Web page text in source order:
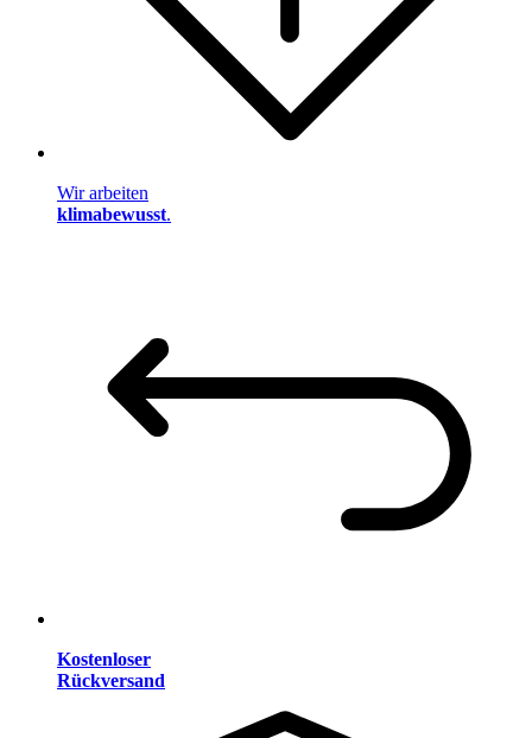
Wir arbeiten
klimabewusst.
Kostenloser
Rückversand